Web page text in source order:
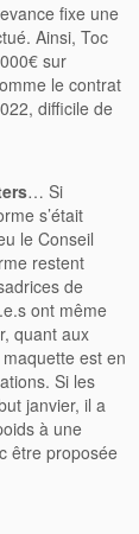
fixe une
Ainsi, Toc
sur
le contrat
difficile de
… Si
s’était
le Conseil
restent
de
ont même
quant aux
est en
Si les
janvier, il a
à une
être proposée